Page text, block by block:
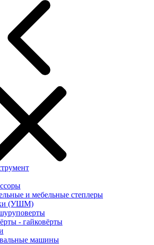
и мебельные степлеры
(УШМ)
- гайковёрты
машины